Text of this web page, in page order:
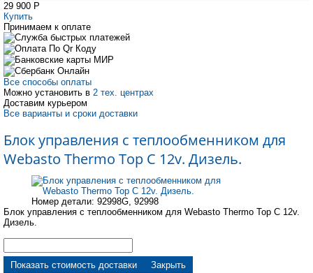
Принимаем к оплате
Все способы оплаты
Можно установить в 2 тех. центрах
Доставим курьером
Все варианты и сроки доставки
29 900 P
Купить
Блок управления с теплообменником для
Webasto Thermo Top C 12v. Дизель.
Номер детали: 92998G, 92998
Блок управления с теплообменником для Webasto Thermo Top C 12v.
Дизель.
Показать стоимость доставки Закрыть